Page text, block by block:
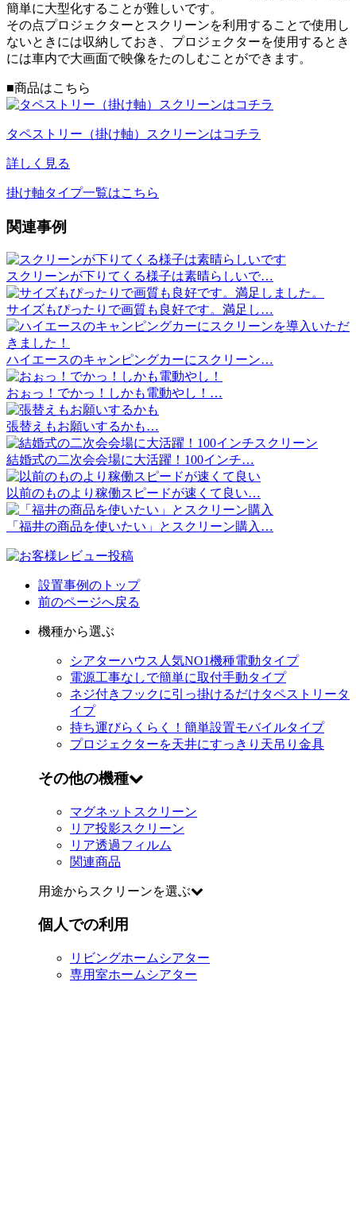
簡単に大型化することが難しいです。
その点プロジェクターとスクリーンを利用することで使用し
ないときには収納しておき、プロジェクターを使用するとき
には車内で大画面で映像をたのしむことができます。
■商品はこちら
タペストリー（掛け軸）スクリーンはコチラ
詳しく見る
掛け軸タイプ一覧はこちら
関連事例
スクリーンが下りてくる様子は素晴らしいで…
サイズもぴったりで画質も良好です。満足し…
ハイエースのキャンピングカーにスクリーン…
おぉっ！でかっ！しかも電動やし！…
張替えもお願いするかも…
結婚式の二次会会場に大活躍！100インチ…
以前のものより稼働スピードが速くて良い…
「福井の商品を使いたい」とスクリーン購入…
設置事例のトップ
前のページへ戻る
機種から選ぶ
シアターハウス人気NO1機種電動タイプ
電源工事なしで簡単に取付手動タイプ
ネジ付きフックに引っ掛けるだけタペストリータ
イプ
持ち運びらくらく！簡単設置モバイルタイプ
プロジェクターを天井にすっきり 天吊り金具
その他の機種
マグネットスクリーン
リア投影スクリーン
リア透過フィルム
関連商品
用途からスクリーンを選ぶ
個人での利用
リビングホームシアター
専用室ホームシアター